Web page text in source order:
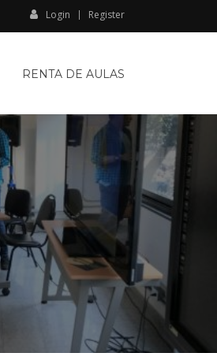
Login Register
RENTA DE AULAS